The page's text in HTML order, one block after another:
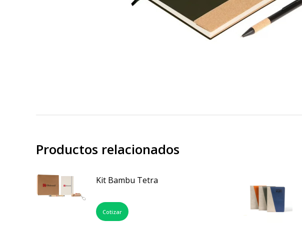
Productos relacionados
Kit Bambu Tetra
Cotizar